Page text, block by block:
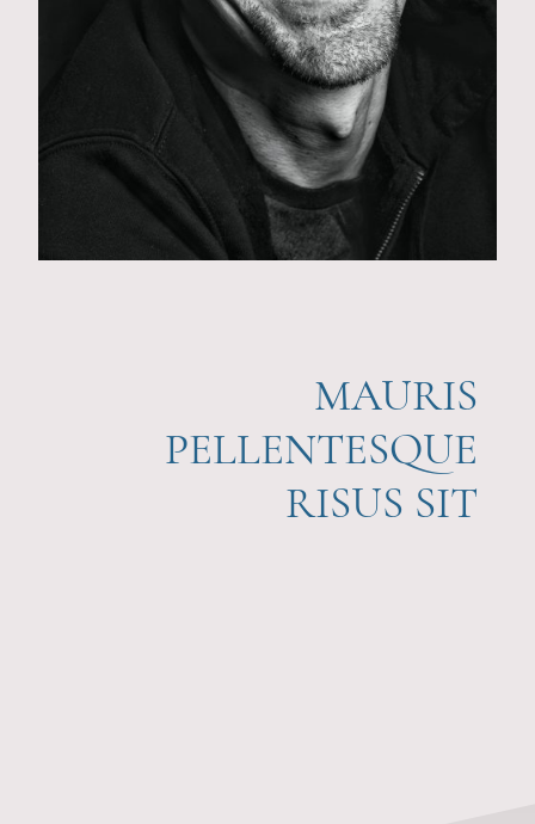
MAURIS
PELLENTESQUE
RISUS SIT